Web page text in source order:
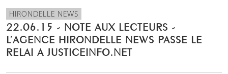
HIRONDELLE NEWS
22.06.15 - NOTE AUX LECTEURS -
L’AGENCE HIRONDELLE NEWS PASSE LE
RELAI A JUSTICEINFO.NET